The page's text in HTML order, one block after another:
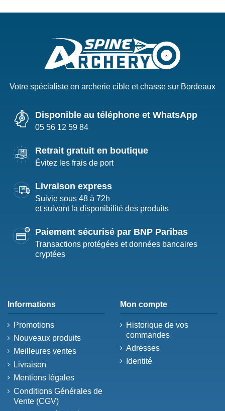
Votre spécialiste en archerie cible et chasse sur Bordeaux
Disponible au téléphone et WhatsApp
05 56 12 59 84
Retrait gratuit en boutique
Évitez les frais de port
Livraison express
Suivie sous 48 à 72h
et suivant la disponibilité des produits
Paiement sécurisé par BNP Paribas
Transactions protégées et données bancaires
cryptées
Informations
Promotions
Nouveaux produits
Meilleures ventes
Livraison
Mentions légales
Conditions Générales de
Vente (CGV)
Mon compte
Historique de vos
commandes
Adresses
Identité